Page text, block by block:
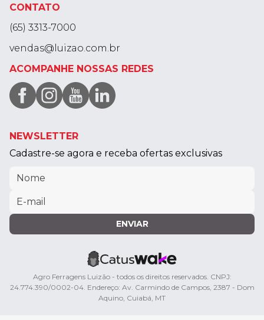
CONTATO
(65) 3313-7000
vendas@luizao.com.br
ACOMPANHE NOSSAS REDES
NEWSLETTER
Cadastre-se agora e receba ofertas exclusivas
ENVIAR
Agro Ferragens Luizão - todos os direitos reservados. CNPJ:
24.774.390/0002-04. Endereço: Av. Carmindo de Campos, 2387 - Dom
Aquino, Cuiabá, MT